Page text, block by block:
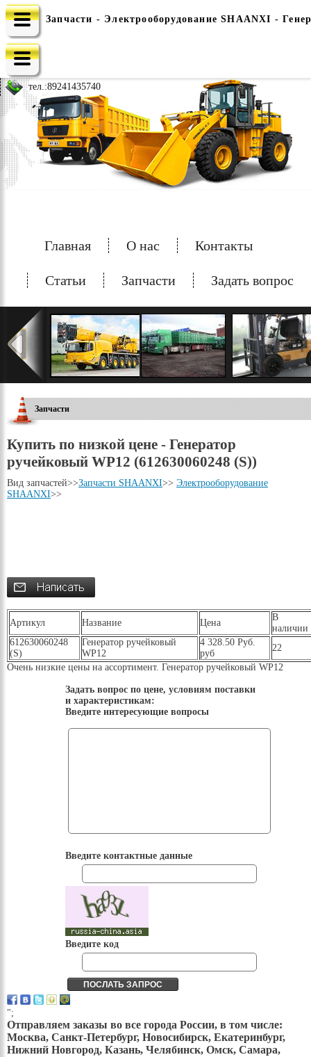
e-mail: china-spec@inbox.ru
тел.:89241435740
Главная О нас Контакты
Статьи Запчасти Задать вопрос
Запчасти
Купить по низкой цене - Генератор
ручейковый WP12 (612630060248 (S))
Вид запчастей>>Запчасти SHAANXI>> Электрооборудование
SHAANXI>>
Артикул Название Цена
В
наличии
612630060248
(S)
Генератор ручейковый
WP12
4 328.50 Руб.
руб
22
Очень низкие цены на ассортимент. Генератор ручейковый WP12
Задать вопрос по цене, условиям поставки
и характеристикам:
Введите интересующие вопросы
Введите контактные данные
Введите код
";
Отправляем заказы во все города России, в том числе:
Москва, Санкт-Петербург, Новосибирск, Екатеринбург,
Нижний Новгород, Казань, Челябинск, Омск, Самара,
Запчасти - Электрооборудование SHAANXI -